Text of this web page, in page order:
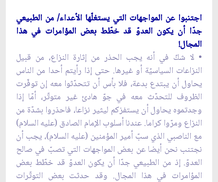
اجتنبوا عن المواجهات التي يستغلّها الأعداء/ من الطبيعي
جدّا أن يكون العدوّ قد خطّط بعض المؤامرات في هذا
المجال!
• لا شكّ في أنه يجب الحذر من إثارة النزاع، من قبيل
النزاعات السياسيّة أو غيرها. حتى إذا رأيتم أحدا من الناس
يحاول أن يبتدع بدعة، فلا بأس أن تتحدّثوا معه إن توفّرت
الظروف للتحدّث معه في جوّ هادئ غير متوتّر، أمّا إذا
وجدتموه يحاول أن يستفزكم ليثير نزاعا، فاحذروا بشدّة من
النزاع ومرّوا كراما. عندنا أسلوب الإمام الصادق (عليه السلام)
مع الناصبي الذي سبّ أمير المؤمنين (عليه السلام)، يجب أن
نجتنب نحن أيضا عن بعض المواجهات التي تصبّ في صالح
العدوّ. إذ من الطبيعي جدّا أن يكون العدوّ قد خطّط بعض
المؤامرات في هذا المجال. وقد حدثت بعض التوتّرات